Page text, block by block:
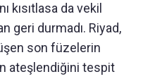
kısıtlasa da vekil
geri durmadı. Riyad,
son füzelerin
ateşlendiğini tespit